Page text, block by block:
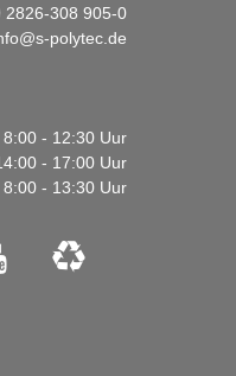
2826-308 905-0
polytec.de
8:00 - 12:30 Uur
- 17:00 Uur
8:00 - 13:30 Uur